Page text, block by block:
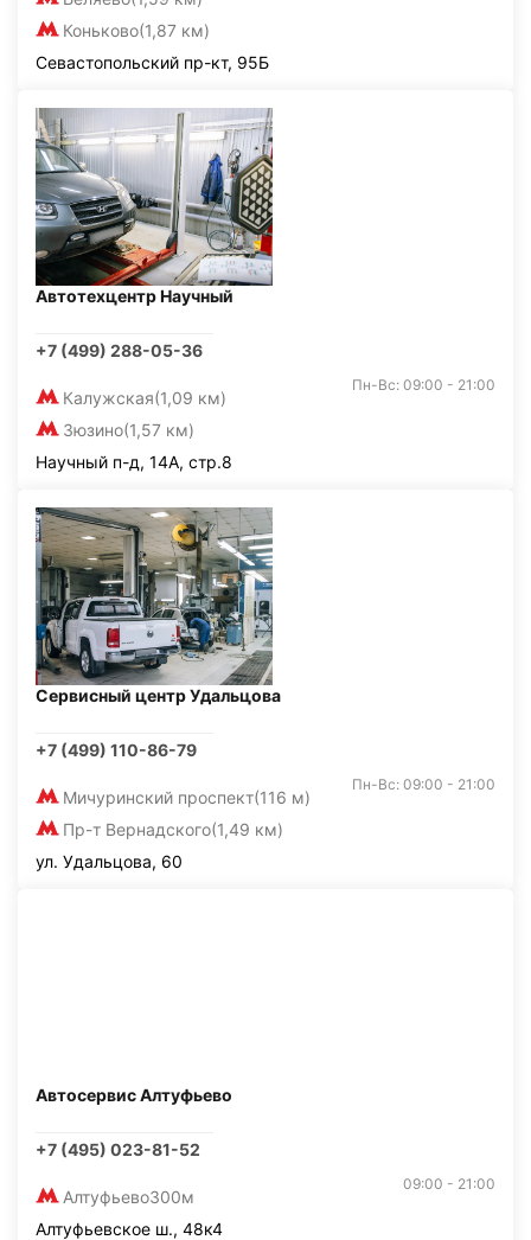
Коньково(1,87 км)
Севастопольский пр-кт, 95Б
Автотехцентр Научный
+7 (499) 288-05-36
Калужская(1,09 км)
Зюзино(1,57 км)
Пн-Вс: 09:00 - 21:00
Научный п-д, 14А, стр.8
Сервисный центр Удальцова
+7 (499) 110-86-79
Мичуринский проспект(116 м)
Пр-т Вернадского(1,49 км)
Пн-Вс: 09:00 - 21:00
ул. Удальцова, 60
Автосервис Алтуфьево
+7 (495) 023-81-52
Алтуфьево300м
09:00 - 21:00
Алтуфьевское ш., 48к4